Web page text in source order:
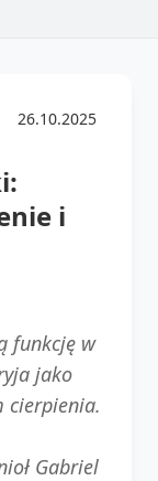
26.10.2025
i
funkcję w
jako
cierpienia.
Gabriel